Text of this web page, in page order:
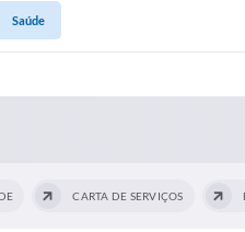
Saúde
CARTA DE SERVIÇOS